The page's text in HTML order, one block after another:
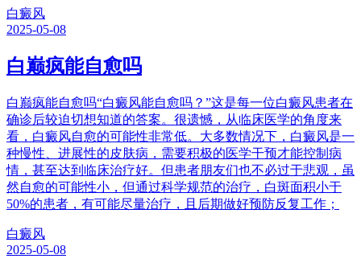
白癜风
2025-05-08
白巅疯能自愈吗
白巅疯能自愈吗“白癜风能自愈吗？”这是每一位白癜风患者在
确诊后较迫切想知道的答案。很遗憾，从临床医学的角度来
看，白癜风自愈的可能性非常低。大多数情况下，白癜风是一
种慢性、进展性的皮肤病，需要积极的医学干预才能控制病
情，甚至达到临床治疗好。但患者朋友们也不必过于悲观，虽
然自愈的可能性小，但通过科学规范的治疗，白斑面积小于
50%的患者，有可能尽量治疗，且后期做好预防反复工作；
白癜风
2025-05-08